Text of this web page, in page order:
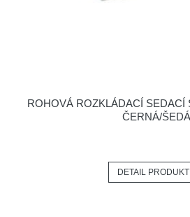
ROHOVÁ ROZKLÁDACÍ SEDACÍ
ČERNÁ/ŠEDÁ
DETAIL